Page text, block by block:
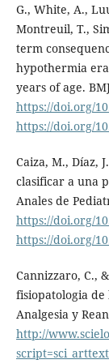
G., White, A.,
Montreuil, T.,
term
hypothermia
years of age.
https://doi.org/
https://doi.org/
Caiza, M., Díaz,
clasificar a una
Anales de
https://doi.org/
https://doi.org/
Cannizzaro, C.,
fisiopatologia de
Analgesia y
http://